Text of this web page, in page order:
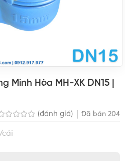
Minh Hòa MH-XK DN15 |
(đánh giá) Đã bán 204
cái